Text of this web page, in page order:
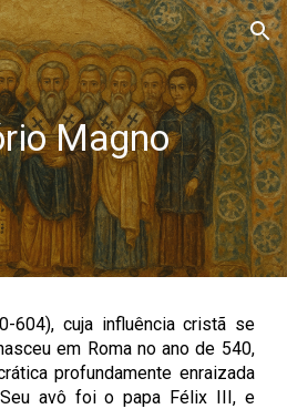
Skip to navigation
Magno
604), cuja influência cristã se
em Roma no ano de 540,
profundamente enraizada
avô foi o papa Félix III, e